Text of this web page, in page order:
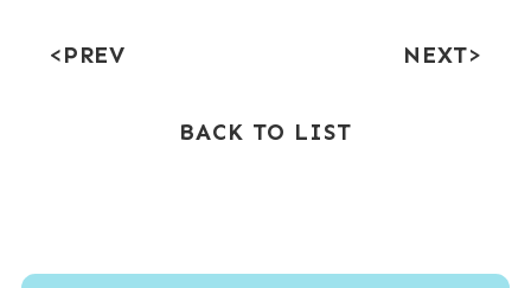
BACK TO LIST
PREV NEXT